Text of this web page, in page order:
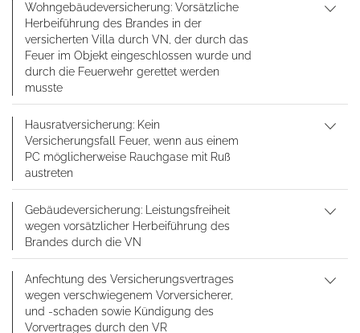
Wohngebäudeversicherung: Vorsätzliche
Herbeiführung des Brandes in der
versicherten Villa durch VN, der durch das
Feuer im Objekt eingeschlossen wurde und
durch die Feuerwehr gerettet werden
musste
Hausratversicherung: Kein
Versicherungsfall Feuer, wenn aus einem
PC möglicherweise Rauchgase mit Ruß
austreten
Gebäudeversicherung: Leistungsfreiheit
wegen vorsätzlicher Herbeiführung des
Brandes durch die VN
Anfechtung des Versicherungsvertrages
wegen verschwiegenem Vorversicherer,
und -schaden sowie Kündigung des
Vorvertrages durch den VR